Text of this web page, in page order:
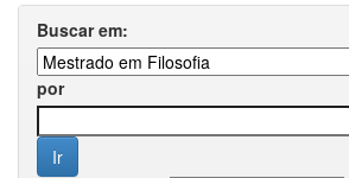
Buscar em:
por